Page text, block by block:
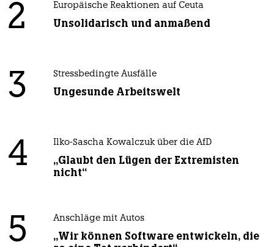
2 Europäische Reaktionen auf Ceuta
Unsolidarisch und anmaßend
3 Stressbedingte Ausfälle
Ungesunde Arbeitswelt
4 Ilko-Sascha Kowalczuk über die AfD
„Glaubt den Lügen der Extremisten
nicht“
5 Anschläge mit Autos
„Wir können Software entwickeln, die